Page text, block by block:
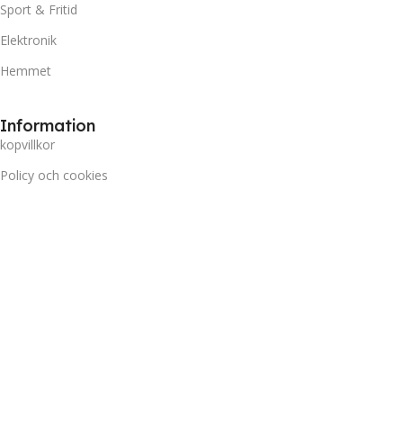
Sport & Fritid
Elektronik
Hemmet
Information
kopvillkor
Policy och cookies